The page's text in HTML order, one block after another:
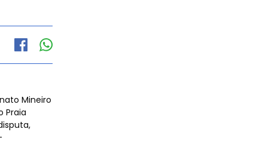
Mineiro
Praia